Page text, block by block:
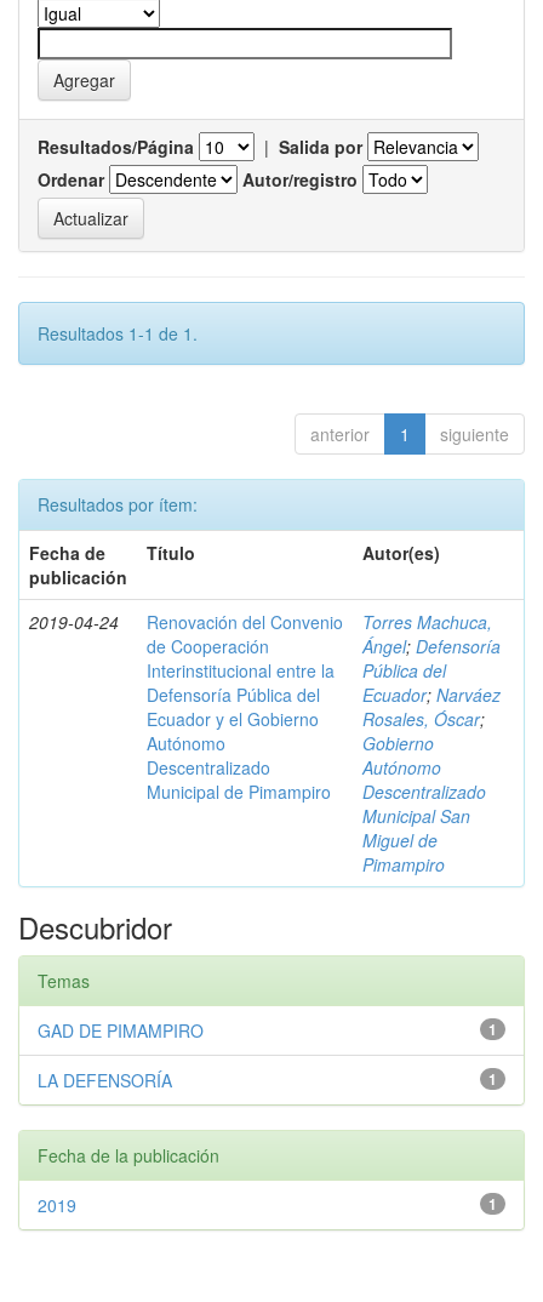
Resultados/Página | Salida por
Ordenar
Autor/registro
Resultados 1-1 de 1.
anterior 1 siguiente
Resultados por ítem:
Fecha de
publicación
Título Autor(es)
2019-04-24
Renovación del Convenio
de Cooperación
Interinstitucional entre la
Defensoría Pública del
Ecuador y el Gobierno
Autónomo
Descentralizado
Municipal de Pimampiro
Torres Machuca,
Ángel; Defensoría
Pública del
Ecuador; Narváez
Rosales, Óscar;
Gobierno
Autónomo
Descentralizado
Municipal San
Miguel de
Pimampiro
Descubridor
Temas
1
GAD DE PIMAMPIRO
1
LA DEFENSORÍA
Fecha de la publicación
1
2019